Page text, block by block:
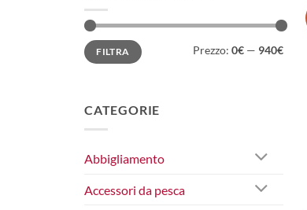
Prezzo
Min
Prezzo
MaxFILTRA Prezzo: 0€— 940€
CATEGORIE
Abbigliamento
Accessori da pesca